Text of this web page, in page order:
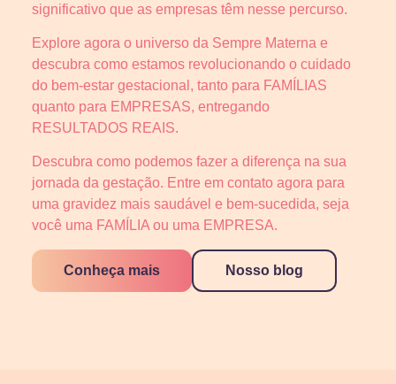
significativo que as empresas têm nesse percurso.
Explore agora o universo da Sempre Materna e
descubra como estamos revolucionando o cuidado
do bem-estar gestacional, tanto para FAMÍLIAS
quanto para EMPRESAS, entregando
RESULTADOS REAIS.
Descubra como podemos fazer a diferença na sua
jornada da gestação. Entre em contato agora para
uma gravidez mais saudável e bem-sucedida, seja
você uma FAMÍLIA ou uma EMPRESA.
Conheça mais Nosso blog